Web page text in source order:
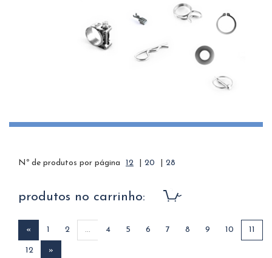
Nº de produtos por página 12 20 28
produtos no carrinho:
« 1 2 ... 4 5 6 7 8 9 10 11
12 »